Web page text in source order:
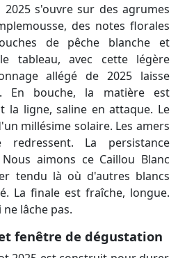
2025 s'ouvre sur des agrumes
des notes florales
de pêche blanche et
tableau, avec cette légère
allégé de 2025 laisse
En bouche, la matière est
la ligne, saline en attaque. Le
millésime solaire. Les amers
La persistance
aimons ce Caillou Blanc
tendu là où d'autres blancs
La finale est fraîche, longue.
lâche pas.
fenêtre de dégustation